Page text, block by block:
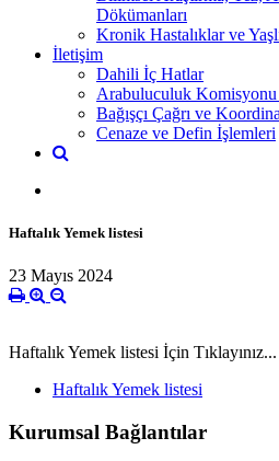
Dökümanları
Kronik Hastalıklar ve
İletişim
Dahili İç Hatlar
Arabuluculuk
Bağışçı Çağrı ve
Cenaze ve Defin İşlemleri
Haftalık Yemek listesi
23 Mayıs 2024
Haftalık Yemek listesi İçin Tıklayınız...
Haftalık Yemek listesi
Kurumsal Bağlantılar